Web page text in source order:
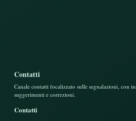
Contatti
Canale contatti focalizzato sulle segnalazioni, con
suggerimenti e correzioni.
Contatti